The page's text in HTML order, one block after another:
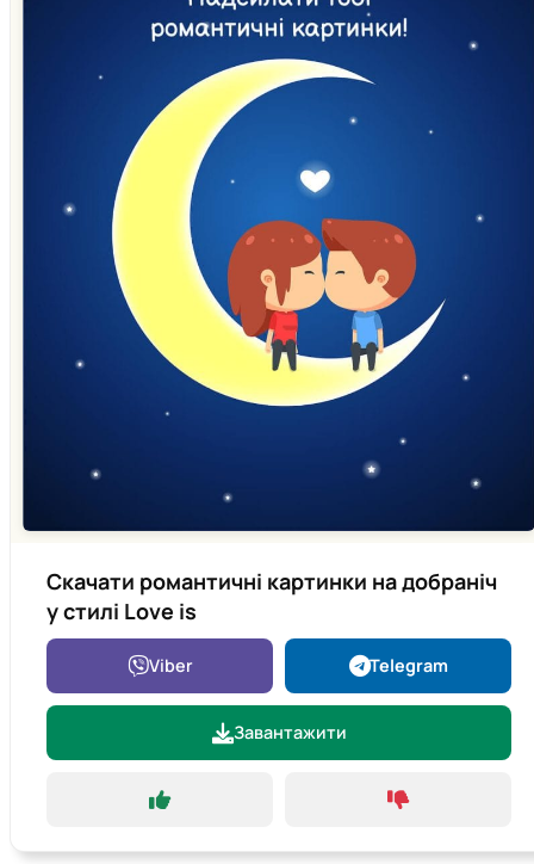
Скачати романтичні картинки на добраніч
у стилі Love is
Viber Telegram
Завантажити